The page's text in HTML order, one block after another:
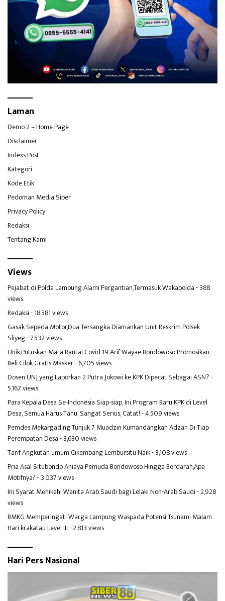
Laman
Demo 2 – Home Page
Disclaimer
Indexs Post
Kategori
Kode Etik
Pedoman Media Siber
Privacy Policy
Redaksi
Tentang Kami
Views
Pejabat di Polda Lampung Alami Pergantian,Termasuk Wakapolda- 388
views
Redaksi- 18,581 views
Gasak Sepeda Motor,Dua Tersangka Diamankan Unit Reskrim Polsek
Sliyeg- 7,532 views
Unik,Putuskan Mata Rantai Covid 19 Arif Wayae Bondowoso Promosikan
Beli Cilok Gratis Masker- 6,705 views
Dosen UNJ yang Laporkan 2 Putra Jokowi ke KPK Dipecat Sebagai ASN?-
5,167 views
Para Kepala Desa Se-Indonesia Siap-siap, Ini Program Baru KPK di Level
Desa, Semua Harus Tahu, Sangat Serius, Catat!- 4,509 views
Pemdes Mekargading Tunjuk 7 Muadzin Kumandangkan Adzan Di Tiap
Perempatan Desa- 3,630 views
Tarif Angkutan umum Cikembang Lembursitu Naik- 3,108 views
Pria Asal Situbondo Aniaya Pemuda Bondowoso Hingga Berdarah,Apa
Motifnya?- 3,037 views
Ini Syarat Menikahi Wanita Arab Saudi bagi Lelaki Non-Arab Saudi- 2,928
views
BMKG Memperingati Warga Lampung Waspada Potensi Tsunami Malam
Hari krakatau Level III- 2,813 views
Hari Pers Nasional